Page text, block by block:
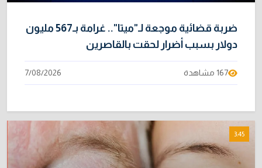
ضربة قضائية موجعة لـ"ميتا".. غرامة بـ567 مليون
دولار بسبب أضرار لحقت بالقاصرين
167 مشاهدة 7/08/2026
3:45